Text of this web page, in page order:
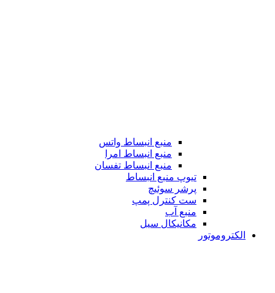
منبع انبساط واتس
منبع انبساط امرا
منبع انبساط تفسان
تیوپ منبع انبساط
پرشر سوئیچ
ست کنترل پمپ
منبع آب
مکانیکال سیل
الکتروموتور